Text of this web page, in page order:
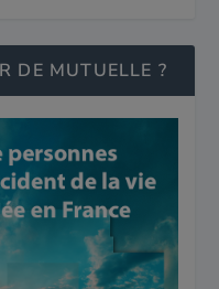
DE MUTUELLE ?